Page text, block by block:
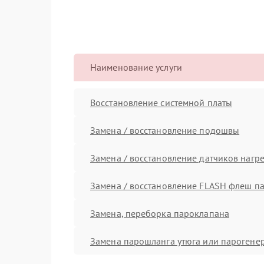
Наименование услуги
Восстановление системной платы
Замена / восстановление подошвы
Замена / восстановление датчиков
Замена / восстановление FLASH флеш
Замена, переборка пароклапана
Замена парошланга утюга или